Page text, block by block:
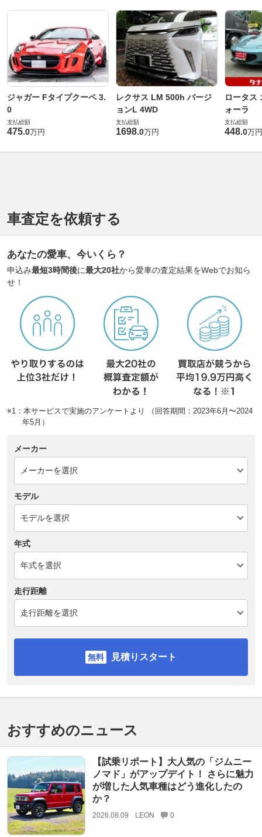
ジャガー Fタイプクーペ 3.
0
支払総額
475.0万円
レクサス LM 500h バージ
ョンL 4WD
支払総額
1698.0万円
ロータス
ォーラ
支払総額
448.0万円
車査定を依頼する
あなたの愛車、今いくら？
申込み最短3時間後に最大20社から愛車の査定結果をWebでお知ら
せ！
※1：本サービスで実施のアンケートより （回答期間：2023年6月〜2024
年5月）
メーカー
モデル
年式
走行距離
見積りスタート
おすすめのニュース
【試乗リポート】大人気の「ジムニー
ノマド」がアップデイト！ さらに魅力
が増した人気車種はどう進化したの
か？
2026.08.09 LEON 0